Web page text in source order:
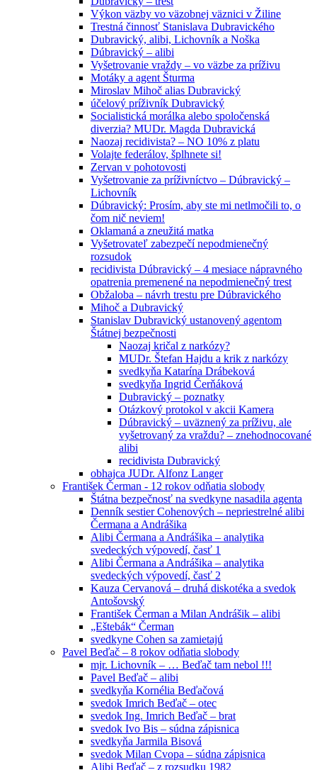
Výkon väzby vo väzobnej väznici v Žiline
Trestná činnosť Stanislava Dubravického
Dubravický, alibi, Lichovník a Noška
Dúbravický – alibi
Vyšetrovanie vraždy – vo väzbe za príživu
Motáky a agent Šturma
Miroslav Mihoč alias Dubravický
účelový príživník Dubravický
Socialistická morálka alebo spoločenská
diverzia? MUDr. Magda Dubravická
Naozaj recidivista? – NO 10% z platu
Volajte federálov, šplhnete si!
Zervan v pohotovosti
Vyšetrovanie za príživníctvo – Dúbravický –
Lichovník
Dúbravický: Prosím, aby ste mi netlmočili to, o
čom nič neviem!
Oklamaná a zneužitá matka
Vyšetrovateľ zabezpečí nepodmienečný
rozsudok
recidivista Dúbravický – 4 mesiace nápravného
opatrenia premenené na nepodmienečný trest
Obžaloba – návrh trestu pre Dúbravického
Mihoč a Dubravický
Stanislav Dubravický ustanovený agentom
Štátnej bezpečnosti
Naozaj kričal z narkózy?
MUDr. Štefan Hajdu a krik z narkózy
svedkyňa Katarína Drábeková
svedkyňa Ingrid Čerňáková
Dubravický – poznatky
Otázkový protokol v akcii Kamera
Dúbravický – uväznený za príživu, ale
vyšetrovaný za vraždu? – znehodnocované
alibi
recidivista Dubravický
obhajca JUDr. Alfonz Langer
František Čerman - 12 rokov odňatia slobody
Štátna bezpečnosť na svedkyne nasadila agenta
Denník sestier Cohenových – nepriestrelné alibi
Čermana a Andrášika
Alibi Čermana a Andrášika – analytika
svedeckých výpovedí, časť 1
Alibi Čermana a Andrášika – analytika
svedeckých výpovedí, časť 2
Kauza Cervanová – druhá diskotéka a svedok
Antošovský
František Čerman a Milan Andrášik – alibi
„Eštebák“ Čerman
svedkyne Cohen sa zamietajú
Pavel Beďač – 8 rokov odňatia slobody
mjr. Lichovník – … Beďač tam nebol !!!
Pavel Beďač – alibi
svedkyňa Kornélia Beďačová
svedok Imrich Beďač – otec
svedok Ing. Imrich Beďač – brat
svedok Ivo Bis – súdna zápisnica
svedkyňa Jarmila Bisová
svedok Milan Cvopa – súdna zápisnica
Alibi Beďač – z rozsudku 1982